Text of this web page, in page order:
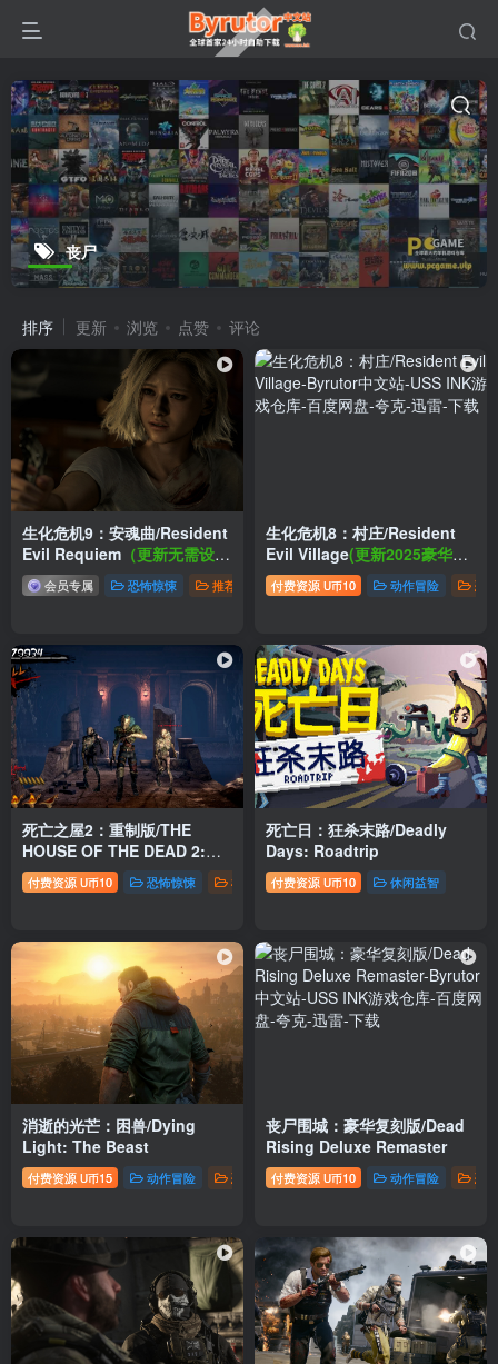
丧尸
排序 更新 浏览 点赞 评论
生化危机9：安魂曲/Resident
Evil Requiem （更新无需设置
BIOS和虚拟机+直接启动版
+Build.22277314数字豪华版
会员专属 恐怖惊悚 推荐游戏 角色扮演
生化危机8：村庄/Resident
Evil Village(更新2025豪华版
+全DLC+中文语音)
付费资源 U币10 动作冒险 恐
死亡之屋2：重制版/THE
HOUSE OF THE DEAD 2:
Remake
付费资源 U币10 恐怖惊悚 枪战射击
死亡日：狂杀末路/Deadly
Days: Roadtrip
付费资源 U币10 休闲益智
消逝的光芒：困兽/Dying
Light: The Beast
付费资源 U币15 动作冒险 恐怖惊悚 推荐游戏
丧尸围城：豪华复刻版/Dead
Rising Deluxe Remaster
付费资源 U币10 动作冒险 恐